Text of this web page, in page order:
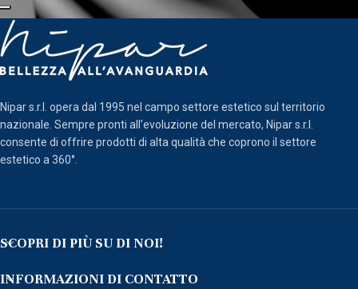
Nipar s.r.l. opera dal 1995 nel campo settore estetico sul territorio
nazionale. Sempre pronti all'evoluzione del mercato, Nipar s.r.l.
consente di offrire prodotti di alta qualità che coprono il settore
estetico a 360°.
SCOPRI DI PIÙ SU DI NOI!
INFORMAZIONI DI CONTATTO